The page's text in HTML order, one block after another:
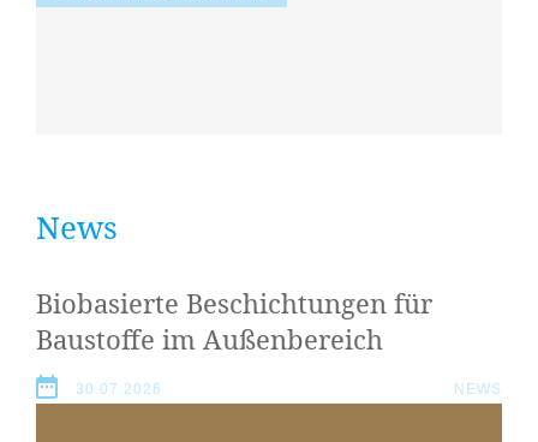
News
Biobasierte Beschichtungen für
Baustoffe im Außenbereich
30.07.2026 NEWS